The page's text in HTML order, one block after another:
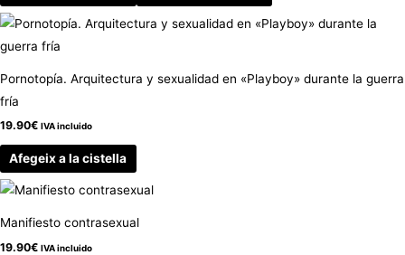
Pornotopía. Arquitectura y sexualidad en «Playboy» durante la guerra
fría
19.90€ IVA incluido
Afegeix a la cistella
Manifiesto contrasexual
19.90€ IVA incluido